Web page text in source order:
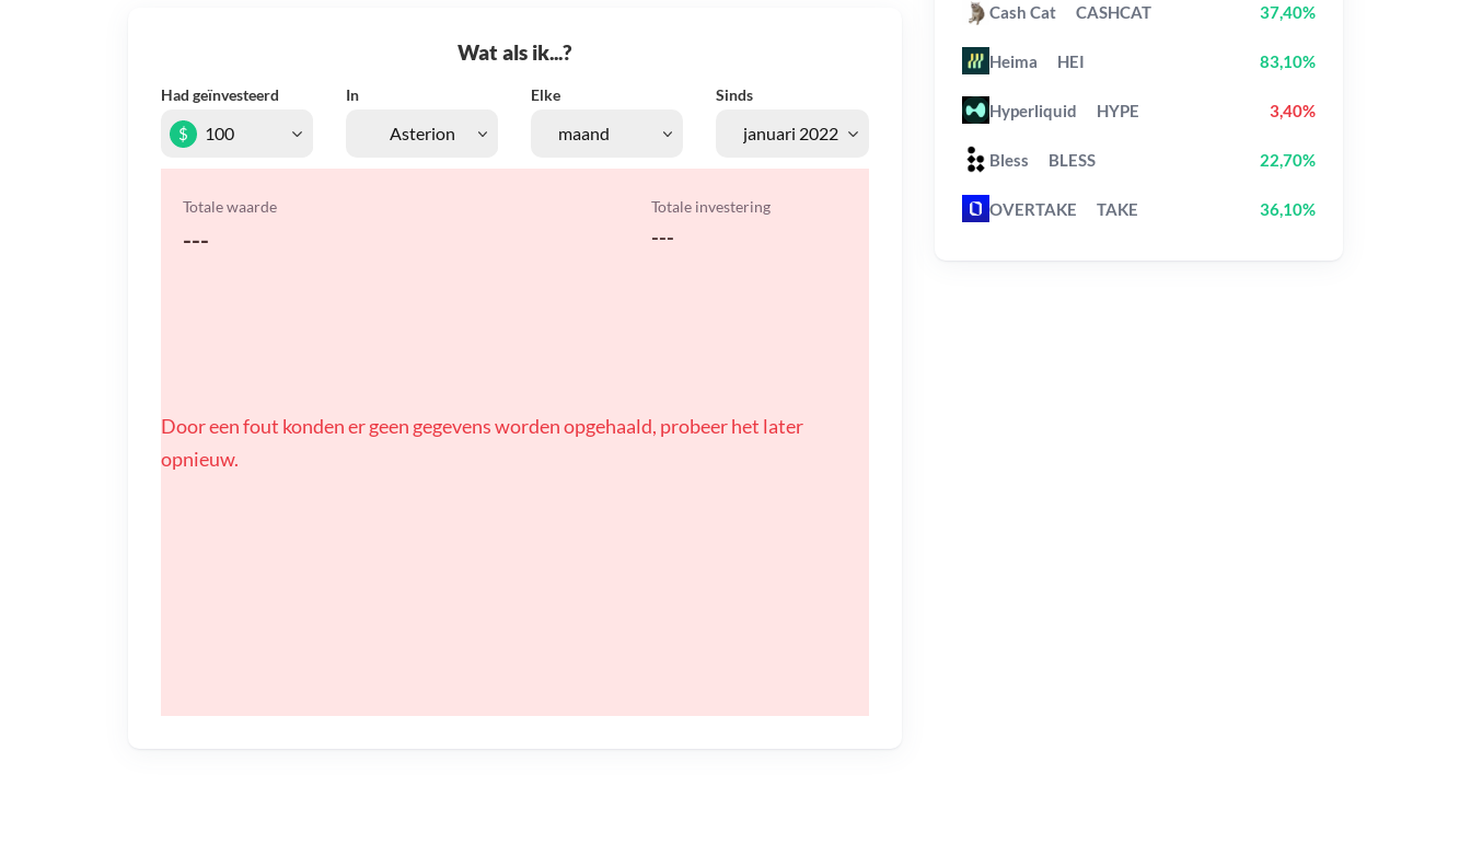
Wat als ik...?
Had geïnvesteerd In Elke Sinds
$
Totale waarde
---
Totale investering
---
Door een fout konden er geen gegevens worden opgehaald, probeer het later
opnieuw.
Cash Cat CASHCAT 37,40%
Heima HEI 83,10%
Hyperliquid HYPE 3,40%
Bless BLESS 22,70%
OVERTAKE TAKE 36,10%